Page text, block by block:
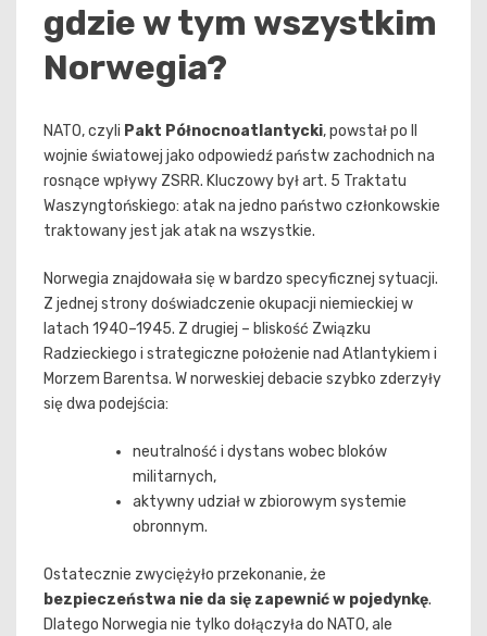
gdzie w tym wszystkim
Norwegia?
NATO, czyli Pakt Północnoatlantycki, powstał po II
wojnie światowej jako odpowiedź państw zachodnich na
rosnące wpływy ZSRR. Kluczowy był art. 5 Traktatu
Waszyngtońskiego: atak na jedno państwo członkowskie
traktowany jest jak atak na wszystkie.
Norwegia znajdowała się w bardzo specyficznej sytuacji.
Z jednej strony doświadczenie okupacji niemieckiej w
latach 1940–1945. Z drugiej – bliskość Związku
Radzieckiego i strategiczne położenie nad Atlantykiem i
Morzem Barentsa. W norweskiej debacie szybko zderzyły
się dwa podejścia:
neutralność i dystans wobec bloków
militarnych,
aktywny udział w zbiorowym systemie
obronnym.
Ostatecznie zwyciężyło przekonanie, że
bezpieczeństwa nie da się zapewnić w pojedynkę.
Dlatego Norwegia nie tylko dołączyła do NATO, ale